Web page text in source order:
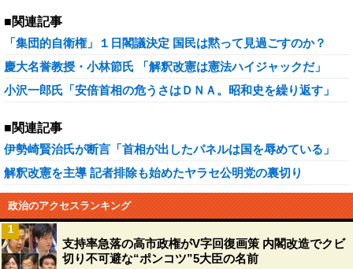
■関連記事
「集団的自衛権」１日閣議決定 国民は黙って見過ごすのか？
慶大名誉教授・小林節氏 「解釈改憲は憲法ハイジャックだ」
小沢一郎氏「安倍首相の危うさはＤＮＡ。昭和史を繰り返す」
■関連記事
伊勢崎賢治氏が断言「首相が出したパネルは国を辱めている」
解釈改憲を主導 記者排除も始めたヤラセ公明党の裏切り
政治のアクセスランキング
支持率急落の高市政権がV字回復画策 内閣改造でクビ
切り不可避な“ポンコツ”5大臣の名前
1